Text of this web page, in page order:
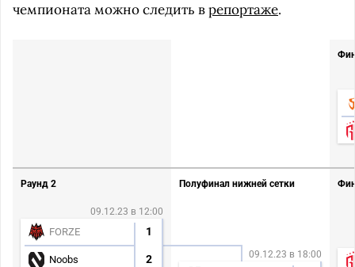
чемпионата можно следить врепортаже.
Раунд 2
09.12.23 в 12:00
FORZE 1
Noobs 2
Полуфинал нижней сетки
09.12.23 в 18:00